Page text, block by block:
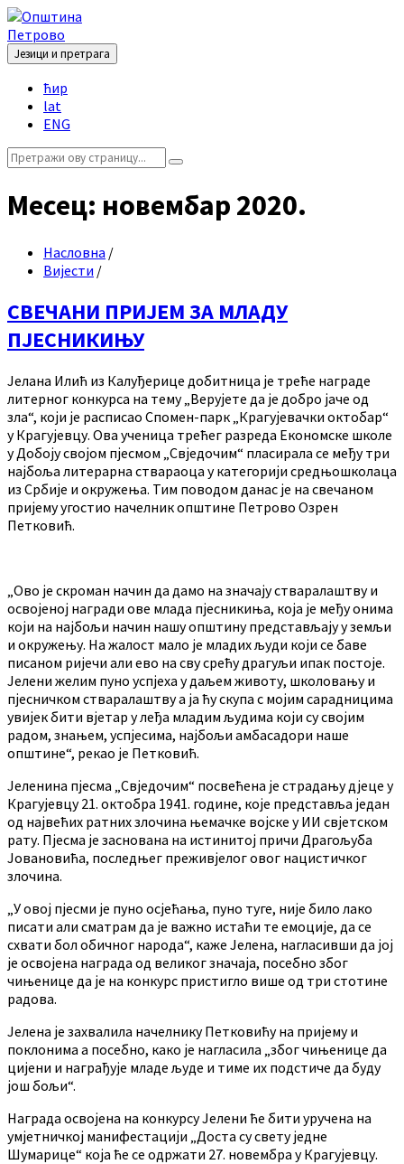
Skip
to
content
Skip
to
left
sidebar
Skip
to
right
sidebar
Skip
to
footer
Језици и претрага
Choose
language:
ћир
lat
ENG
Search:
Месец: новембар 2020.
Насловна /
Вијести /
СВЕЧАНИ ПРИЈЕМ ЗА МЛАДУ
ПЈЕСНИКИЊУ
Јелана Илић из Калуђерице добитница је треће награде
литерног конкурса на тему „Верујете да је добро јаче од
зла“, који је расписао Спомен-парк „Крагујевачки октобар“
у Крагујевцу. Ова ученица трећег разреда Економске школе
у Добоју својом пјесмом „Свједочим“ пласирала се међу три
најбоља литерарна ствараоца у категорији средњошколаца
из Србије и окружења. Тим поводом данас је на свечаном
пријему угостио начелник општине Петрово Озрен
Петковић.
„Ово је скроман начин да дамо на значају стваралаштву и
освојеној награди ове млада пјесникиња, која је међу онима
који на најбољи начин нашу општину представљају у земљи
и окружењу. На жалост мало је младих људи који се баве
писаном ријечи али ево на сву срећу драгуљи ипак постоје.
Јелени желим пуно успјеха у даљем животу, школовању и
пјесничком стваралаштву а ја ћу скупа с мојим сарадницима
увијек бити вјетар у леђа младим људима који су својим
радом, знањем, успјесима, најбољи амбасадори наше
општине“, рекао је Петковић.
Јеленина пјесма „Свједочим“ посвећена је страдању дјеце у
Крагујевцу 21. октобра 1941. године, које представља један
од највећих ратних злочина њемачке војске у ИИ свјетском
рату. Пјесма је заснована на истинитој причи Драгољуба
Јовановића, последњег преживјелог овог нацистичког
злочина.
„У овој пјесми је пуно осјећања, пуно туге, није било лако
писати али сматрам да је важно истаћи те емоције, да се
схвати бол обичног народа“, каже Јелена, нагласивши да јој
је освојена награда од великог значаја, посебно због
чињенице да је на конкурс пристигло више од три стотине
радова.
Јелена је захвалила начелнику Петковићу на пријему и
поклонима а посебно, како је нагласила „због чињенице да
цијени и награђује младе људе и тиме их подстиче да буду
још бољи“.
Награда освојена на конкурсу Јелени ће бити уручена на
умјетничкој манифестацији „Доста су свету једне
Шумарице“ која ће се одржати 27. новембра у Крагујевцу.